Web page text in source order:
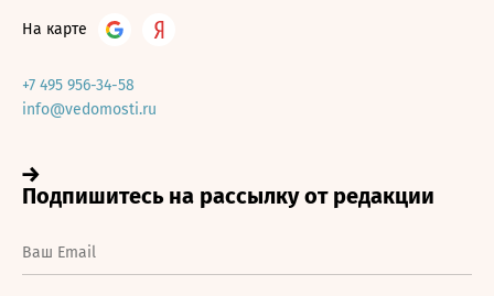
На карте
+7 495 956-34-58
info@vedomosti.ru